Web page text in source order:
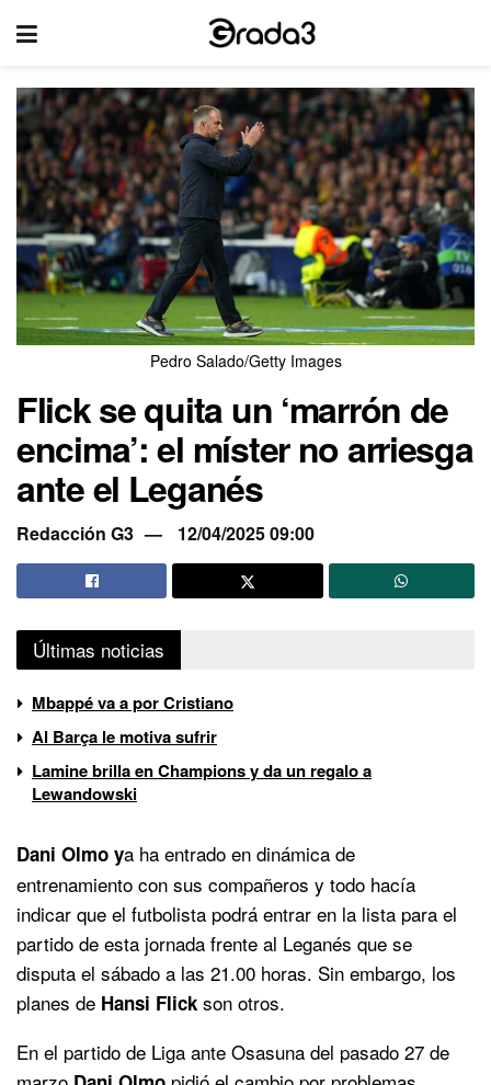
Pedro Salado/Getty Images
Flick se quita un ‘marrón de
encima’: el míster no arriesga
ante el Leganés
Redacción G3 12/04/2025 09:00
Últimas noticias
Mbappé va a por Cristiano
Al Barça le motiva sufrir
Lamine brilla en Champions y da un regalo a
Lewandowski
Dani Olmo ya ha entrado en dinámica de
entrenamiento con sus compañeros y todo hacía
indicar que el futbolista podrá entrar en la lista para el
partido de esta jornada frente al Leganés que se
disputa el sábado a las 21.00 horas. Sin embargo, los
planes de Hansi Flick son otros.
En el partido de Liga ante Osasuna del pasado 27 de